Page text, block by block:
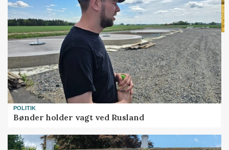
POLITIK
Bønder holder vagt ved Rusland